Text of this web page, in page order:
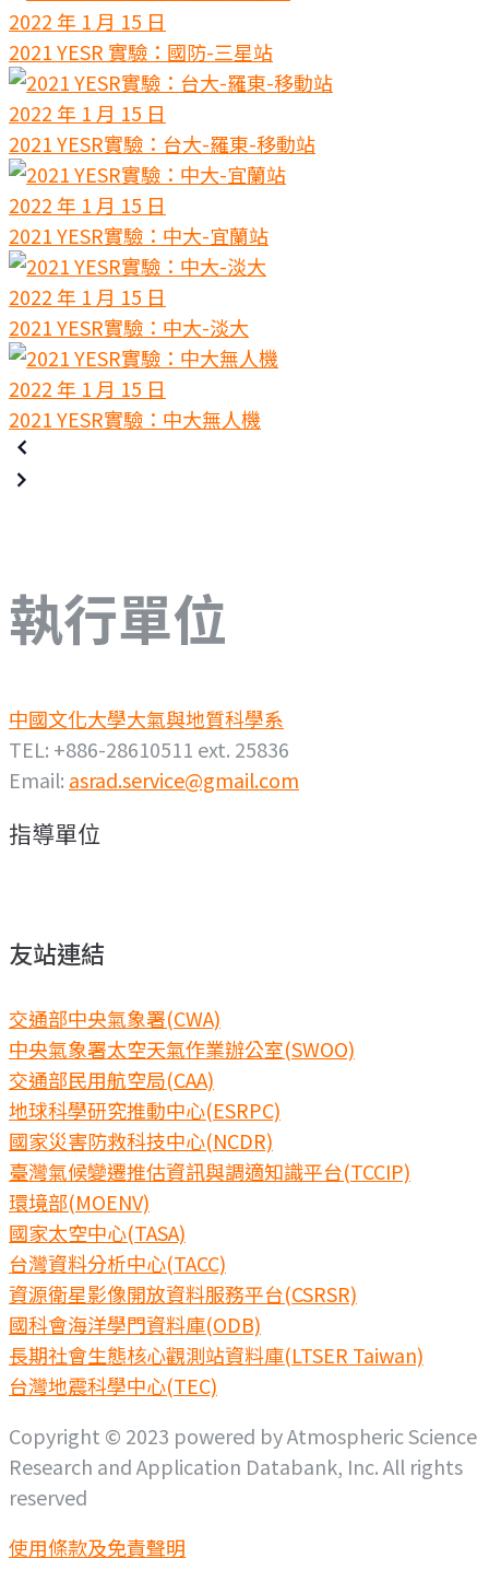
2022 年 1 月 15 日
2021 YESR 實驗：國防-三星站
2022 年 1 月 15 日
2021 YESR實驗：台大-羅東-移動站
2022 年 1 月 15 日
2021 YESR實驗：中大-宜蘭站
2022 年 1 月 15 日
2021 YESR實驗：中大-淡大
2022 年 1 月 15 日
2021 YESR實驗：中大無人機
執行單位
中國文化大學大氣與地質科學系
TEL: +886-28610511 ext. 25836
Email: asrad.service@gmail.com
指導單位
友站連結
交通部中央氣象署(CWA)
中央氣象署太空天氣作業辦公室(SWOO)
交通部民用航空局(CAA)
地球科學研究推動中心(ESRPC)
國家災害防救科技中心(NCDR)
臺灣氣候變遷推估資訊與調適知識平台(TCCIP)
環境部(MOENV)
國家太空中心(TASA)
台灣資料分析中心(TACC)
資源衛星影像開放資料服務平台(CSRSR)
國科會海洋學門資料庫(ODB)
長期社會生態核心觀測站資料庫(LTSER Taiwan)
台灣地震科學中心(TEC)
Copyright © 2023 powered by Atmospheric Science
Research and Application Databank, Inc. All rights
reserved
使用條款及免責聲明